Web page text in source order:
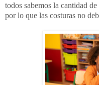
todos sabemos la cantidad
por lo que las costuras no